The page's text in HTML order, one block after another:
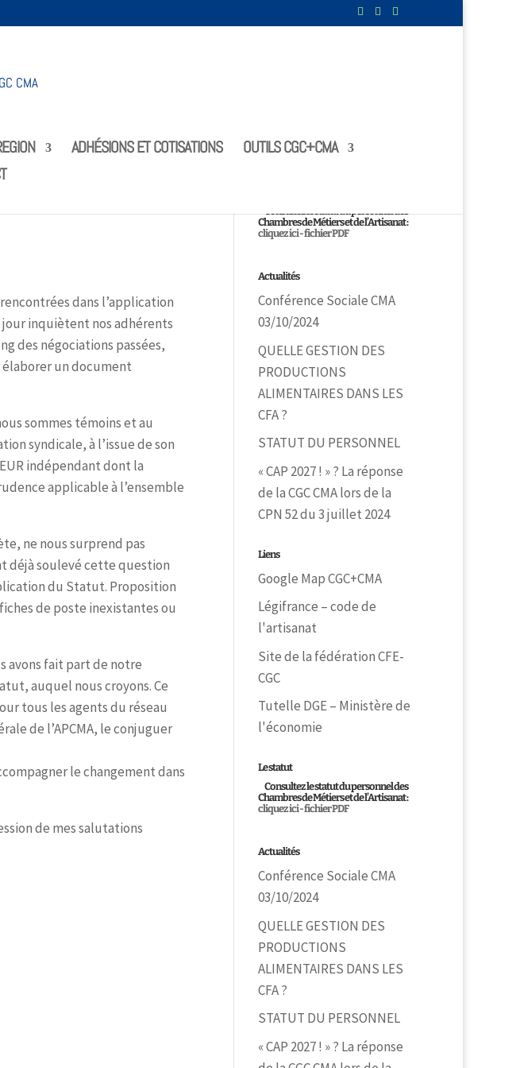
ADHÉSIONS ET COTISATIONS
OUTILS CGC+CMA
dans l’application
inquiètent nos adhérents
des négociations passées,
un document
sommes témoins et au
syndicale, à l’issue de son
indépendant dont la
applicable à l’ensemble
ne nous surprend pas
déjà soulevé cette question
du Statut. Proposition
de poste inexistantes ou
avons fait part de notre
auquel nous croyons. Ce
tous les agents du réseau
de l’APCMA, le conjuguer
le changement dans
de mes salutations
Consultez le statut du personnel des
Chambres de Métiers et de l’Artisanat :
cliquez ici - fichier PDF
Actualités
Conférence Sociale CMA
03/10/2024
QUELLE GESTION DES
PRODUCTIONS
ALIMENTAIRES DANS LES
CFA ?
STATUT DU PERSONNEL
« CAP 2027 ! » ? La réponse
de la CGC CMA lors de la
CPN 52 du 3 juillet 2024
Liens
Google Map CGC+CMA
Légifrance – code de
l'artisanat
Site de la fédération CFE-
CGC
Tutelle DGE – Ministère de
l'économie
Le statut
Consultez le statut du personnel des
Chambres de Métiers et de l’Artisanat :
cliquez ici - fichier PDF
Actualités
Conférence Sociale CMA
03/10/2024
QUELLE GESTION DES
PRODUCTIONS
ALIMENTAIRES DANS LES
CFA ?
STATUT DU PERSONNEL
« CAP 2027 ! » ? La réponse